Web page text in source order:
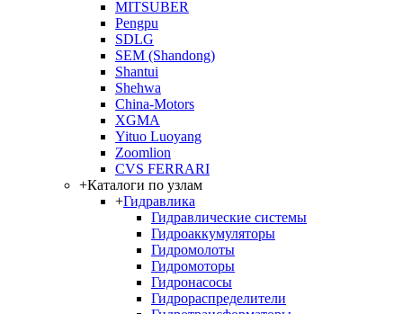
MITSUBER
Pengpu
SDLG
SEM (Shandong)
Shantui
Shehwa
China-Motors
XGMA
Yituo Luoyang
Zoomlion
CVS FERRARI
+Каталоги по узлам
+Гидравлика
Гидравлические системы
Гидроаккумуляторы
Гидромолоты
Гидромоторы
Гидронасосы
Гидрораспределители